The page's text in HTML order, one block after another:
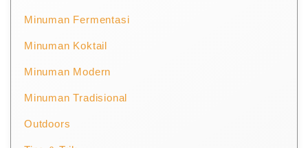
Minuman Fermentasi
Minuman Koktail
Minuman Modern
Minuman Tradisional
Outdoors